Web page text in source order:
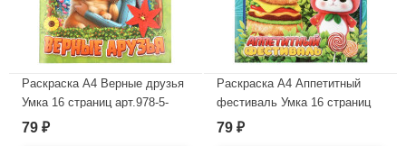
Раскраска А4 Верные друзья
Умка 16 страниц арт.978-5-
506-11527-4
79 ₽
Раскраска А4 Аппетитный
фестиваль Умка 16 страниц
арт.978-5-506-11516-8
79 ₽